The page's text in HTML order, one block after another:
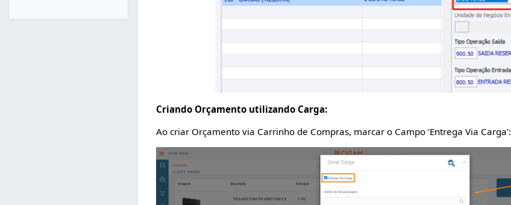
Criando Orçamento utilizando Carga:
Ao criar Orçamento via Carrinho de Compras, marcar o Campo ‘Entrega Via Carga’: